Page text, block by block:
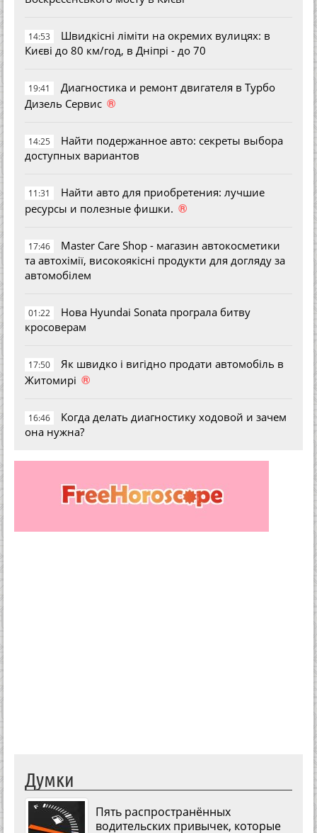
14:53
Швидкісні ліміти на окремих вулицях: в
Києві до 80 км/год, в Дніпрі - до 70
19:41
Диагностика и ремонт двигателя в Турбо
Дизель Сервис ®
14:25
Найти подержанное авто: секреты выбора
доступных вариантов
11:31
Найти авто для приобретения: лучшие
ресурсы и полезные фишки. ®
17:46
Master Care Shop - магазин автокосметики
та автохімії, високоякісні продукти для догляду за
автомобілем
01:22
Нова Hyundai Sonata програла битву
кросоверам
17:50
Як швидко і вигідно продати автомобіль в
Житомирі ®
16:46
Когда делать диагностику ходовой и зачем
она нужна?
Думки
Пять распространённых
водительских привычек, которые